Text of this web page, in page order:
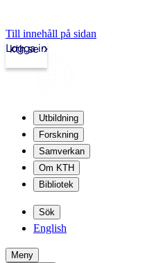
Till innehåll på sidan
kth.se
Logga in
Utbildning
Forskning
Samverkan
Om KTH
Bibliotek
Sök
English
Meny